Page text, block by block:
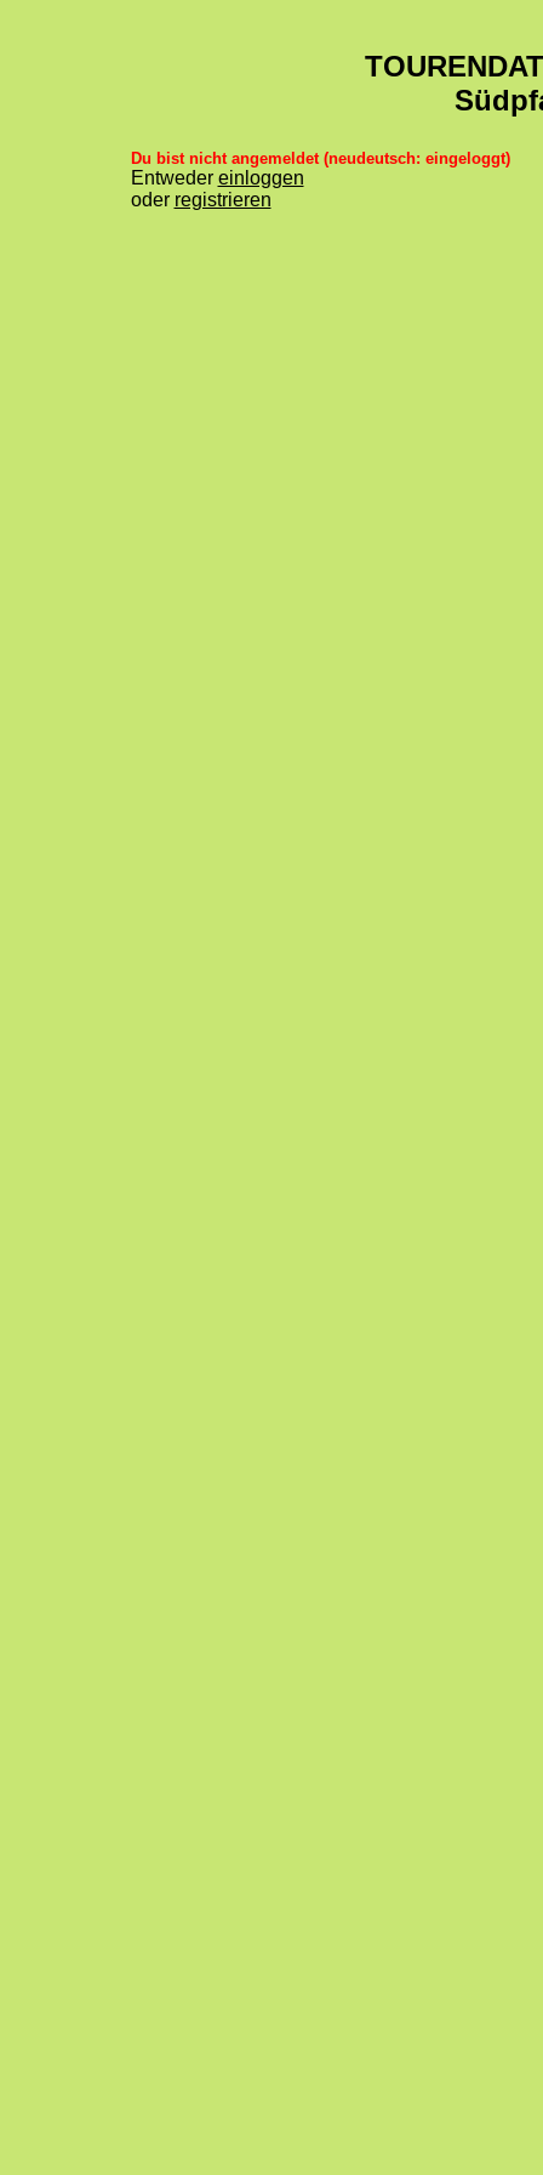
Du bist nicht angemeldet (neudeutsch: eingeloggt)
Entweder einloggen
oder registrieren